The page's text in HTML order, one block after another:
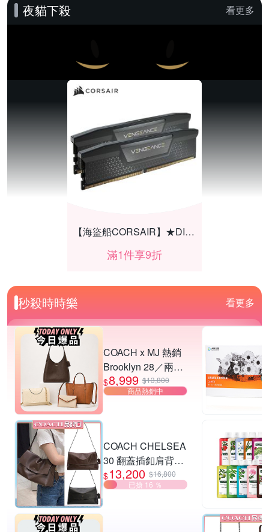
夜貓下殺 看更多
【海盜船CORSAIR】★DIY組件享9折
滿1件享9折
MIDO 美度錶結帳享86折
滿1件享86折
秒殺時時樂 看更多
COACH x MJ 熱銷
Brooklyn 28／兩用
／斜背包均一價-多
款可選
$8,999 $13,800
商品熱銷中
COACH CHELSEA
30 翻蓋插釦肩背包
兩色供選
$13,200 $16,800
已搶 16 ％